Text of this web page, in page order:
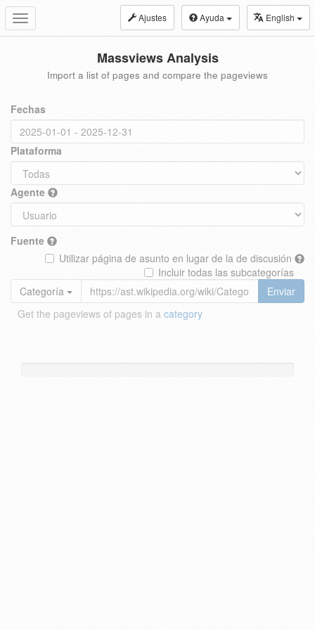
Toggle
navigation
Ajustes Ayuda English
Massviews Analysis
Import a list of pages and compare the pageviews
Fechas
Plataforma
Agente
Fuente
Utilizar página de asunto en lugar de la de discusión
Incluir todas las subcategorías
Categoría
Enviar
Get the pageviews of pages in a category